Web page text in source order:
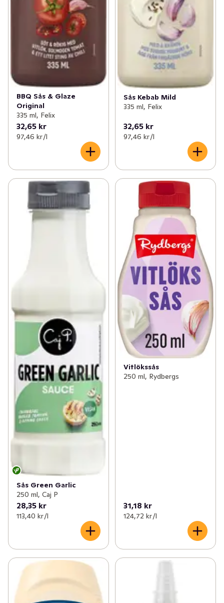
BBQ Sås & Glaze
Original
335 ml, Felix
32,65 kr
97,46 kr /l
Sås Kebab Mild
335 ml, Felix
32,65 kr
97,46 kr /l
Sås Green Garlic
250 ml, Caj P
28,35 kr
113,40 kr /l
Vitlökssås
250 ml, Rydbergs
31,18 kr
124,72 kr /l